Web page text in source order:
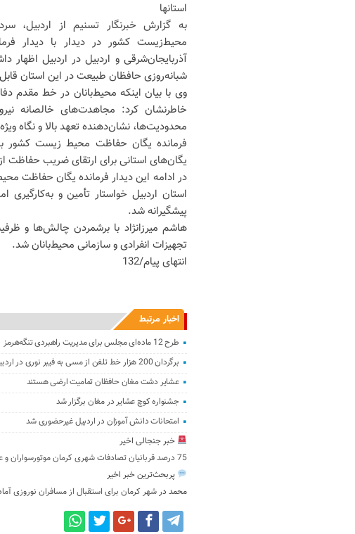
استانها
به گزارش خبرنگار تسنیم از اردبیل،
محیط‌زیست کشور در دیدار با دیدار
آذربایجان‌شرقی و اردبیل در اردبیل
شبانه‌روزی حافظان طبیعت در این استان
وی با بیان اینکه محیط‌بانان در خط مقدم
خاطرنشان کرد: مجاهدت‌های خالصانه
محدودیت‌ها، نشان‌دهنده تعهد بالا و نگاه
فرمانده یگان حفاظت محیط زیست کشور با
یگان‌های استانی برای ارتقای ضریب حفاظت
در ادامه این دیدار فرمانده یگان حفاظت
استان اردبیل خواستار تأمین و
پیشگیرانه شد.
هاشم میرزانژاد با برشمردن چالش‌ها و
تجهیزات انفرادی و سازمانی محیط‌بانان شد.
انتهای پیام/132
اخبار مرتبط
طرح 12 ماده‌ای مجلس برای مدیریت راهبردی تنگه‌هرمز
برگردان 200 هزار خط تلفن از مسی به فیبر نوری در اردبیل
عشایر دشت مغان حافظان تمامیت ارضی هستند
جشنواره کوچ عشایر در مغان برگزار شد
امتحانات دانش آموزان در اردبیل غیرحضوری شد
خبر جنجالی اخیر
75 درصد قربانیان تصادفات شهری کرمان موتورسواران و عابران پیاده هستند
پربحث‌ترین خبر اخیر
محمد درشهر کرمان برای استقبال از مسافران نوروزی